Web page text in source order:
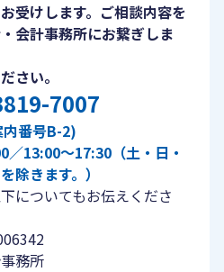
受けします。ご相談内容を
会計事務所にお繋ぎしま
さい。
7007
内番号B-2)
13:00〜17:30（土・日・
除きます。）
についてもお伝えくださ
務所